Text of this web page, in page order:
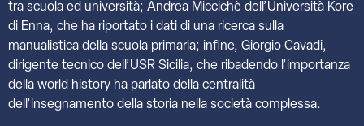
tra scuola ed università; Andrea Miccichè dell’Università Kore
di Enna, che ha riportato i dati di una ricerca sulla
manualistica della scuola primaria; infine, Giorgio Cavadi,
dirigente tecnico dell’USR Sicilia, che ribadendo l’importanza
della world history ha parlato della centralità
dell’insegnamento della storia nella società complessa.